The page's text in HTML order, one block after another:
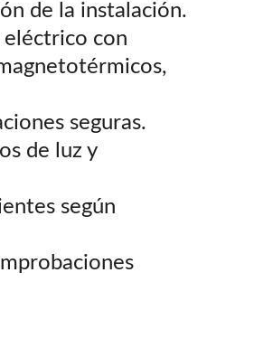
de la instalación.
con
seguras.
de luz y
según